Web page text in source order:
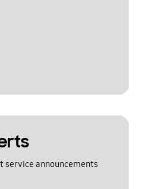
service announcements